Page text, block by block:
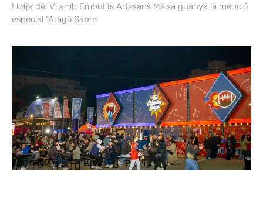
Llotja del Vi amb Embotits Artesans Melsa guanya la menció
especial “Aragó Sabor